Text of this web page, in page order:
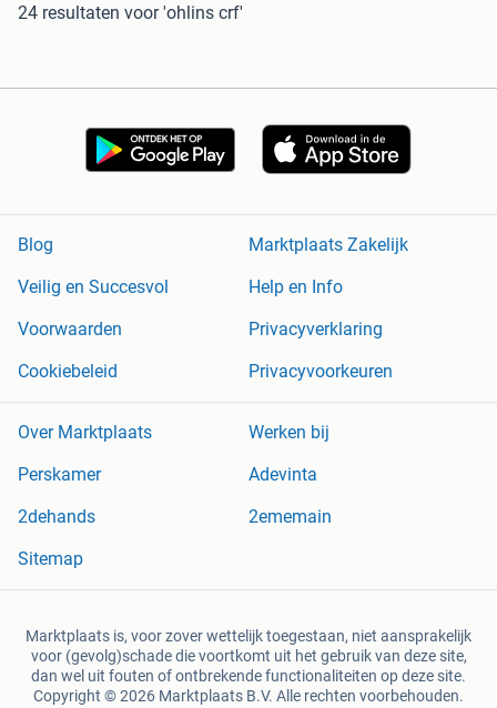
24 resultaten voor 'ohlins crf'
Blog
Marktplaats Zakelijk
Veilig en Succesvol
Help en Info
Voorwaarden
Privacyverklaring
Cookiebeleid
Privacyvoorkeuren
Over Marktplaats
Werken bij
Perskamer
Adevinta
2dehands
2ememain
Sitemap
Marktplaats is, voor zover wettelijk toegestaan, niet aansprakelijk
voor (gevolg)schade die voortkomt uit het gebruik van deze site,
dan wel uit fouten of ontbrekende functionaliteiten op deze site.
Copyright © 2026 Marktplaats B.V. Alle rechten voorbehouden.